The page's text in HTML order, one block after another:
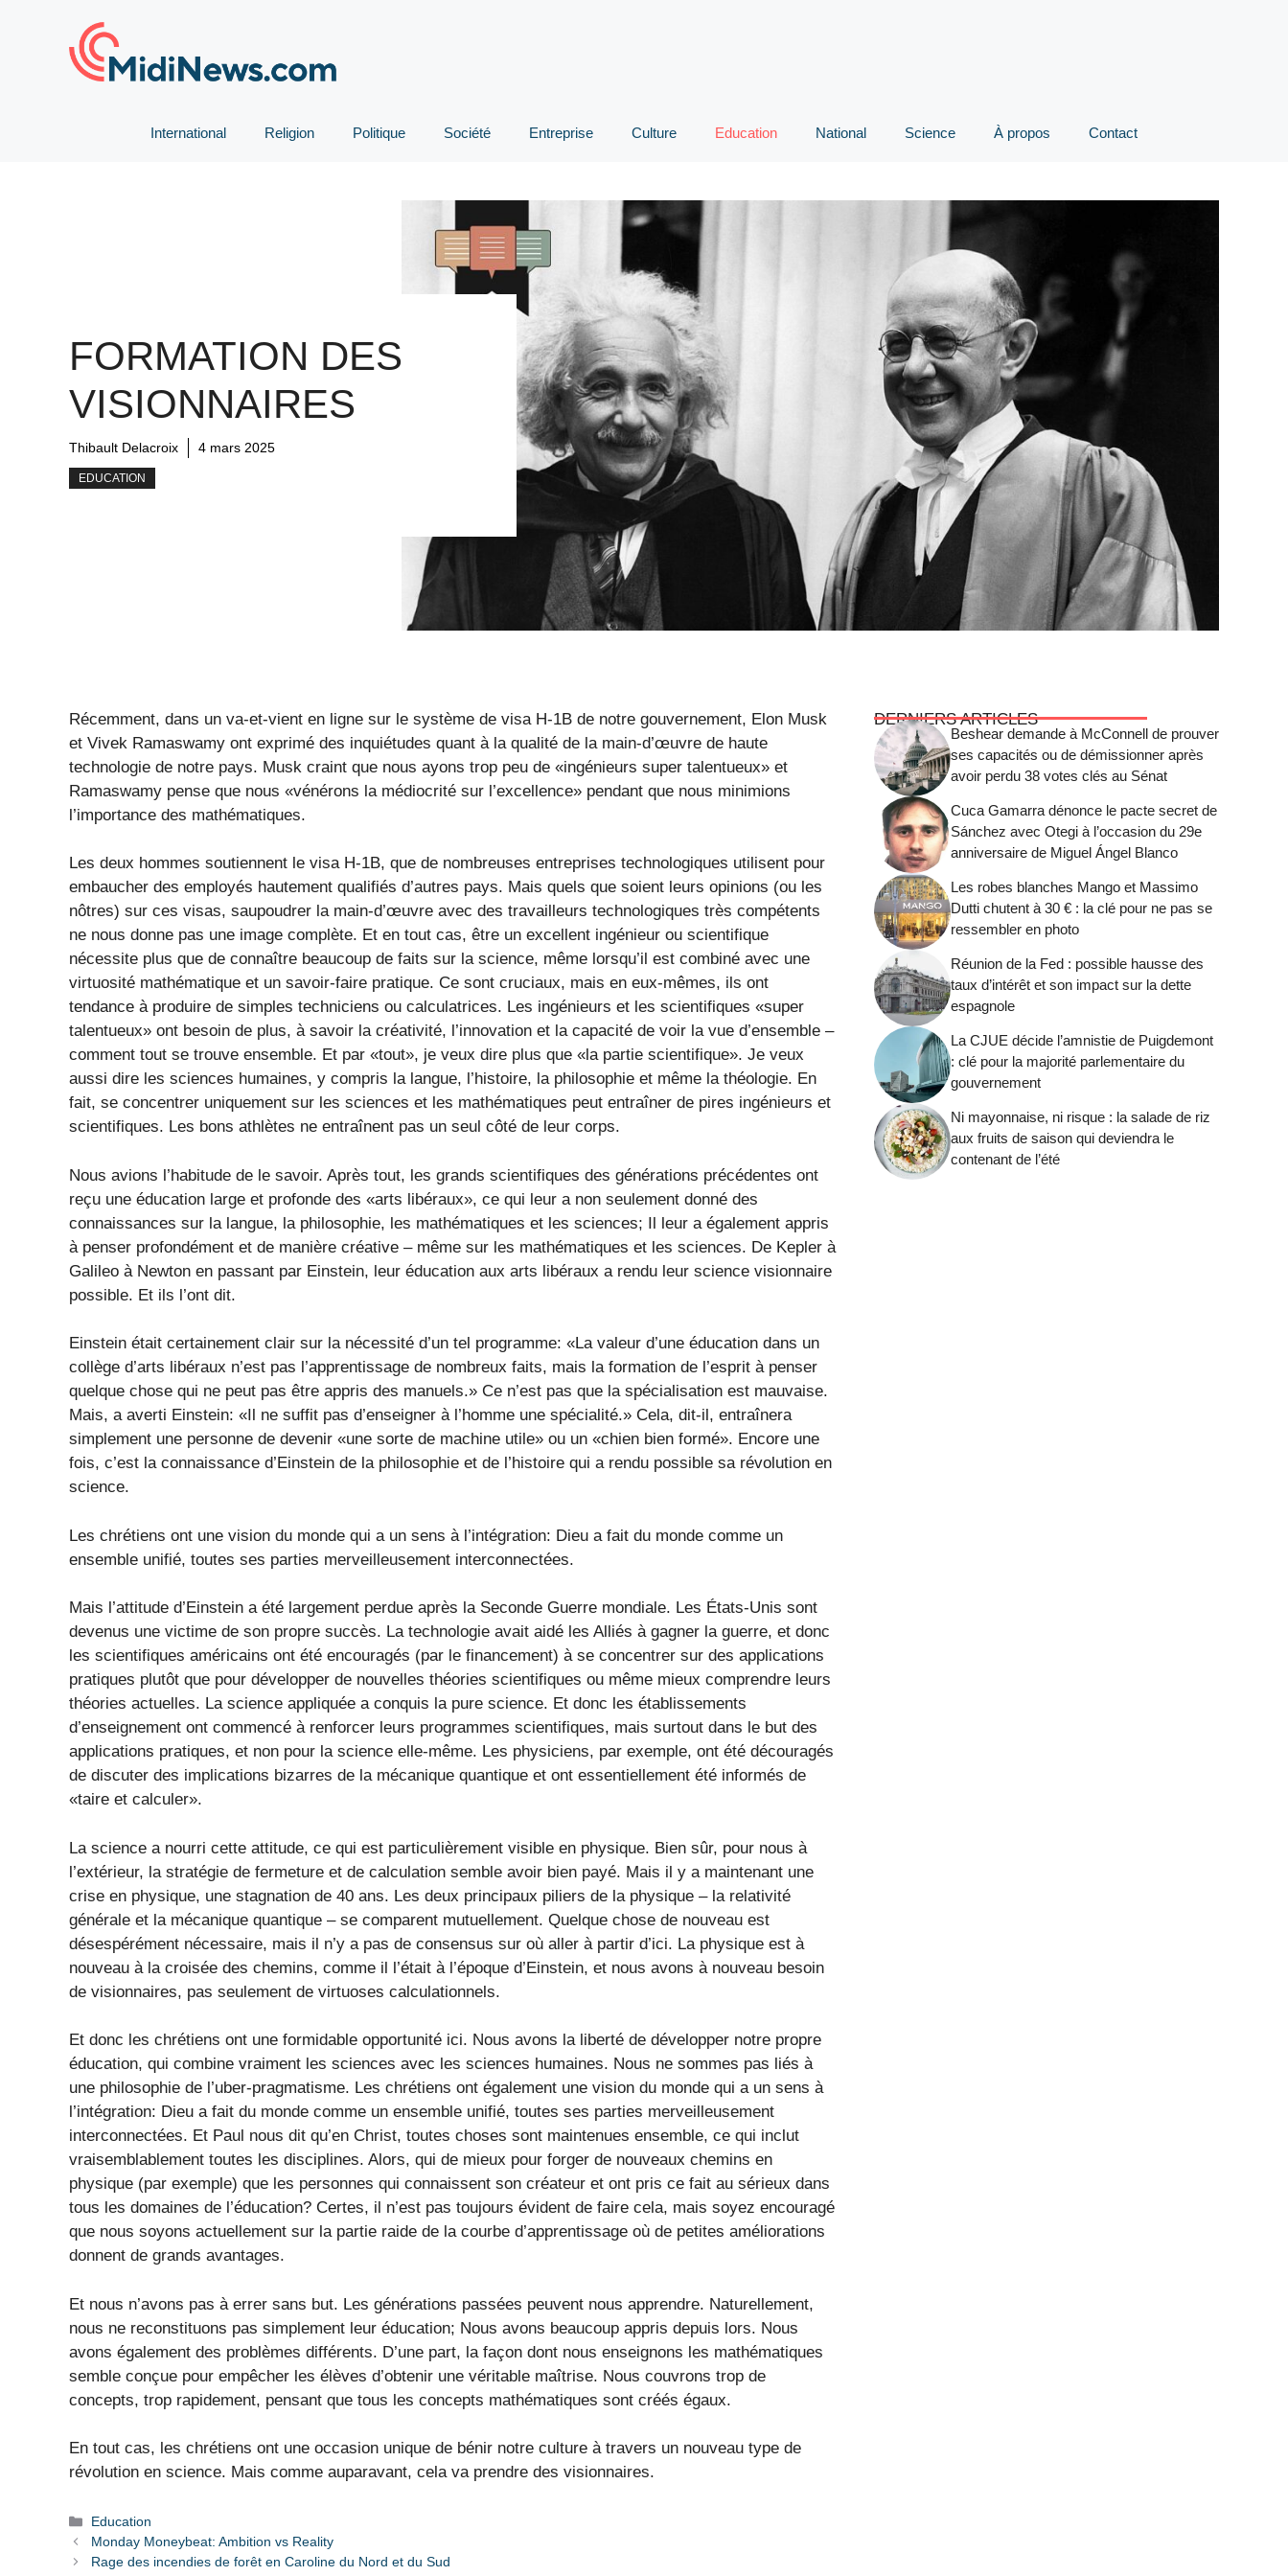
International Religion Politique Société Entreprise Culture Education National Science À propos Contact
FORMATION DES
VISIONNAIRES
Thibault Delacroix 4 mars 2025
EDUCATION
Récemment, dans un va-et-vient en ligne sur le système de visa H-1B de notre gouvernement, Elon Musk
et Vivek Ramaswamy ont exprimé des inquiétudes quant à la qualité de la main-d’œuvre de haute
technologie de notre pays. Musk craint que nous ayons trop peu de «ingénieurs super talentueux» et
Ramaswamy pense que nous «vénérons la médiocrité sur l’excellence» pendant que nous minimions
l’importance des mathématiques.
Les deux hommes soutiennent le visa H-1B, que de nombreuses entreprises technologiques utilisent pour
embaucher des employés hautement qualifiés d’autres pays. Mais quels que soient leurs opinions (ou les
nôtres) sur ces visas, saupoudrer la main-d’œuvre avec des travailleurs technologiques très compétents
ne nous donne pas une image complète. Et en tout cas, être un excellent ingénieur ou scientifique
nécessite plus que de connaître beaucoup de faits sur la science, même lorsqu’il est combiné avec une
virtuosité mathématique et un savoir-faire pratique. Ce sont cruciaux, mais en eux-mêmes, ils ont
tendance à produire de simples techniciens ou calculatrices. Les ingénieurs et les scientifiques «super
talentueux» ont besoin de plus, à savoir la créativité, l’innovation et la capacité de voir la vue d’ensemble –
comment tout se trouve ensemble. Et par «tout», je veux dire plus que «la partie scientifique». Je veux
aussi dire les sciences humaines, y compris la langue, l’histoire, la philosophie et même la théologie. En
fait, se concentrer uniquement sur les sciences et les mathématiques peut entraîner de pires ingénieurs et
scientifiques. Les bons athlètes ne entraînent pas un seul côté de leur corps.
Nous avions l’habitude de le savoir. Après tout, les grands scientifiques des générations précédentes ont
reçu une éducation large et profonde des «arts libéraux», ce qui leur a non seulement donné des
connaissances sur la langue, la philosophie, les mathématiques et les sciences; Il leur a également appris
à penser profondément et de manière créative – même sur les mathématiques et les sciences. De Kepler à
Galileo à Newton en passant par Einstein, leur éducation aux arts libéraux a rendu leur science visionnaire
possible. Et ils l’ont dit.
Einstein était certainement clair sur la nécessité d’un tel programme: «La valeur d’une éducation dans un
collège d’arts libéraux n’est pas l’apprentissage de nombreux faits, mais la formation de l’esprit à penser
quelque chose qui ne peut pas être appris des manuels.» Ce n’est pas que la spécialisation est mauvaise.
Mais, a averti Einstein: «Il ne suffit pas d’enseigner à l’homme une spécialité.» Cela, dit-il, entraînera
simplement une personne de devenir «une sorte de machine utile» ou un «chien bien formé». Encore une
fois, c’est la connaissance d’Einstein de la philosophie et de l’histoire qui a rendu possible sa révolution en
science.
Les chrétiens ont une vision du monde qui a un sens à l’intégration: Dieu a fait du monde comme un
ensemble unifié, toutes ses parties merveilleusement interconnectées.
Mais l’attitude d’Einstein a été largement perdue après la Seconde Guerre mondiale. Les États-Unis sont
devenus une victime de son propre succès. La technologie avait aidé les Alliés à gagner la guerre, et donc
les scientifiques américains ont été encouragés (par le financement) à se concentrer sur des applications
pratiques plutôt que pour développer de nouvelles théories scientifiques ou même mieux comprendre leurs
théories actuelles. La science appliquée a conquis la pure science. Et donc les établissements
d’enseignement ont commencé à renforcer leurs programmes scientifiques, mais surtout dans le but des
applications pratiques, et non pour la science elle-même. Les physiciens, par exemple, ont été découragés
de discuter des implications bizarres de la mécanique quantique et ont essentiellement été informés de
«taire et calculer».
La science a nourri cette attitude, ce qui est particulièrement visible en physique. Bien sûr, pour nous à
l’extérieur, la stratégie de fermeture et de calculation semble avoir bien payé. Mais il y a maintenant une
crise en physique, une stagnation de 40 ans. Les deux principaux piliers de la physique – la relativité
générale et la mécanique quantique – se comparent mutuellement. Quelque chose de nouveau est
désespérément nécessaire, mais il n’y a pas de consensus sur où aller à partir d’ici. La physique est à
nouveau à la croisée des chemins, comme il l’était à l’époque d’Einstein, et nous avons à nouveau besoin
de visionnaires, pas seulement de virtuoses calculationnels.
Et donc les chrétiens ont une formidable opportunité ici. Nous avons la liberté de développer notre propre
éducation, qui combine vraiment les sciences avec les sciences humaines. Nous ne sommes pas liés à
une philosophie de l’uber-pragmatisme. Les chrétiens ont également une vision du monde qui a un sens à
l’intégration: Dieu a fait du monde comme un ensemble unifié, toutes ses parties merveilleusement
interconnectées. Et Paul nous dit qu’en Christ, toutes choses sont maintenues ensemble, ce qui inclut
vraisemblablement toutes les disciplines. Alors, qui de mieux pour forger de nouveaux chemins en
physique (par exemple) que les personnes qui connaissent son créateur et ont pris ce fait au sérieux dans
tous les domaines de l’éducation? Certes, il n’est pas toujours évident de faire cela, mais soyez encouragé
que nous soyons actuellement sur la partie raide de la courbe d’apprentissage où de petites améliorations
donnent de grands avantages.
Et nous n’avons pas à errer sans but. Les générations passées peuvent nous apprendre. Naturellement,
nous ne reconstituons pas simplement leur éducation; Nous avons beaucoup appris depuis lors. Nous
avons également des problèmes différents. D’une part, la façon dont nous enseignons les mathématiques
semble conçue pour empêcher les élèves d’obtenir une véritable maîtrise. Nous couvrons trop de
concepts, trop rapidement, pensant que tous les concepts mathématiques sont créés égaux.
En tout cas, les chrétiens ont une occasion unique de bénir notre culture à travers un nouveau type de
révolution en science. Mais comme auparavant, cela va prendre des visionnaires.
Catégories
Education
Monday Moneybeat: Ambition vs Reality
Rage des incendies de forêt en Caroline du Nord et du Sud
DERNIERS ARTICLES
Beshear demande à McConnell de prouver
ses capacités ou de démissionner après
avoir perdu 38 votes clés au Sénat
Cuca Gamarra dénonce le pacte secret de
Sánchez avec Otegi à l’occasion du 29e
anniversaire de Miguel Ángel Blanco
Les robes blanches Mango et Massimo
Dutti chutent à 30 € : la clé pour ne pas se
ressembler en photo
Réunion de la Fed : possible hausse des
taux d’intérêt et son impact sur la dette
espagnole
La CJUE décide l’amnistie de Puigdemont
: clé pour la majorité parlementaire du
gouvernement
Ni mayonnaise, ni risque : la salade de riz
aux fruits de saison qui deviendra le
contenant de l’été